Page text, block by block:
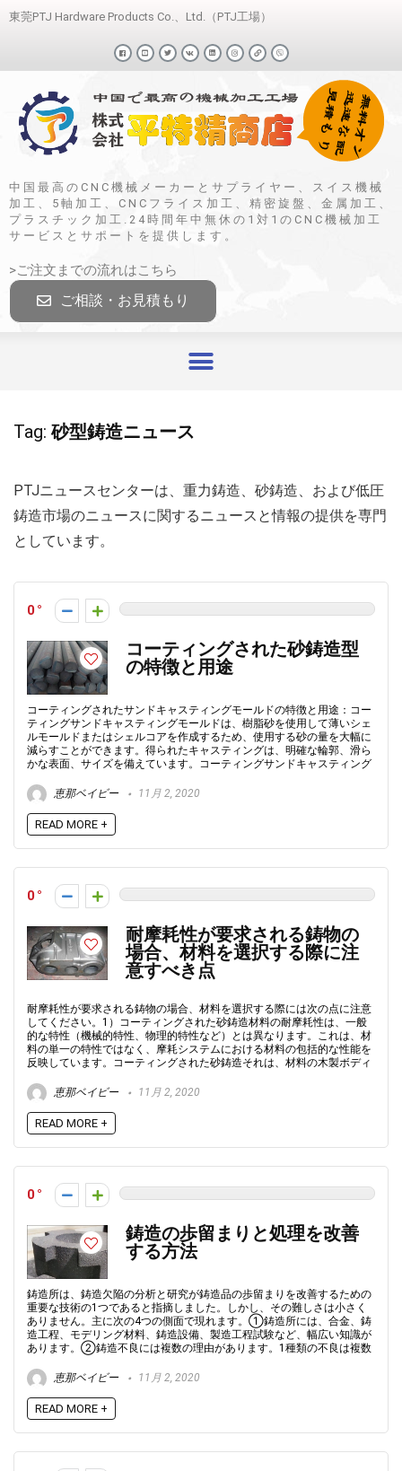
東莞PTJ Hardware Products Co.、Ltd.（PTJ工場）
中国最高のCNC機械メーカーとサプライヤー、スイス機械
加工、5軸加工、CNCフライス加工、精密旋盤、金属加工、
プラスチック加工.24時間年中無休の1対1のCNC機械加工
サービスとサポートを提供します。
>ご注文までの流れはこちら
ご相談・お見積もり
Tag: 砂型鋳造ニュース
PTJニュースセンターは、重力鋳造、砂鋳造、および低圧
鋳造市場のニュースに関するニュースと情報の提供を専門
としています。
0
コーティングされた砂鋳造型
の特徴と用途
コーティングされたサンドキャスティングモールドの特徴と用途：コー
ティングサンドキャスティングモールドは、樹脂砂を使用して薄いシェ
ルモールドまたはシェルコアを作成するため、使用する砂の量を大幅に
減らすことができます。得られたキャスティングは、明確な輪郭、滑ら
かな表面、サイズを備えています。コーティングサンドキャスティング
恵那ベイビー 11月 2, 2020
READ MORE +
0
耐摩耗性が要求される鋳物の
場合、材料を選択する際に注
意すべき点
耐摩耗性が要求される鋳物の場合、材料を選択する際には次の点に注意
してください。1）コーティングされた砂鋳造材料の耐摩耗性は、一般
的な特性（機械的特性、物理的特性など）とは異なります。これは、材
料の単一の特性ではなく、摩耗システムにおける材料の包括的な性能を
反映しています。コーティングされた砂鋳造それは、材料の木製ボディ
恵那ベイビー 11月 2, 2020
READ MORE +
0
鋳造の歩留まりと処理を改善
する方法
鋳造所は、鋳造欠陥の分析と研究が鋳造品の歩留まりを改善するための
重要な技術の1つであると指摘しました。しかし、その難しさは小さく
ありません。主に次の4つの側面で現れます。①鋳造所には、合金、鋳
造工程、モデリング材料、鋳造設備、製造工程試験など、幅広い知識が
あります。②鋳造不良には複数の理由があります。1種類の不良は複数
恵那ベイビー 11月 2, 2020
READ MORE +